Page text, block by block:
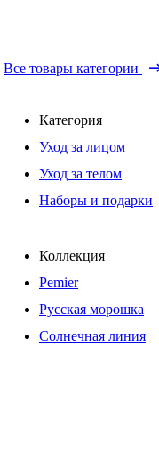
Все товары категории
Категория
Уход за лицом
Уход за телом
Наборы и подарки
Коллекция
Pemier
Русская морошка
Солнечная линия